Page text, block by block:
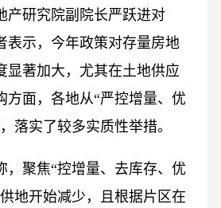
产研究院副院长严跃进对
表示，今年政策对存量房地
显著加大，尤其在土地供应
方面，各地从“严控增量、优
落实了较多实质性举措。
，聚焦“控增量、去库存、优
地开始减少，且根据片区在